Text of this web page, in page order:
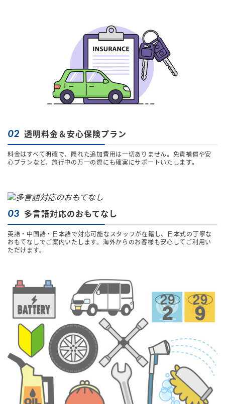
02 透明料金＆安心保険プラン
料金はすべて明確で、隠れた追加費用は一切ありません。免責補償や安
心プランなど、旅行中の万一の際にも確実にサポートいたします。
03 多言語対応のおもてなし
英語・中国語・日本語で対応可能なスタッフが在籍し、日本式の丁寧な
おもてなしでご案内いたします。海外からのお客様も安心してご利用い
ただけます。